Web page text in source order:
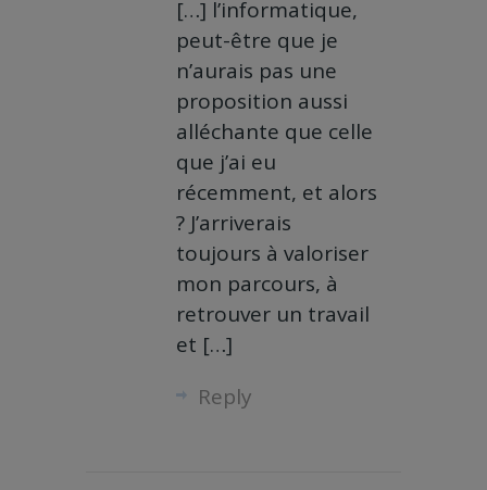
[…] l’informatique,
peut-être que je
n’aurais pas une
proposition aussi
alléchante que celle
que j’ai eu
récemment, et alors
? J’arriverais
toujours à valoriser
mon parcours, à
retrouver un travail
et […]
Reply